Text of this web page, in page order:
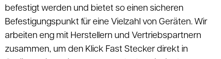
befestigt werden und bietet so einen sicheren
Befestigungspunkt für eine Vielzahl von Geräten. Wir
arbeiten eng mit Herstellern und Vertriebspartnern
zusammen, um den Klick Fast Stecker direkt in